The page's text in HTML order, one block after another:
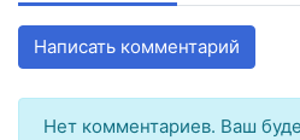
Написать комментарий
Нет комментариев. Ваш